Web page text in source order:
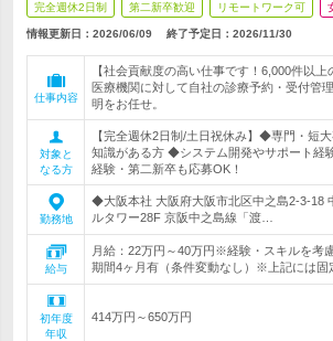
完全週休2日制 第二新卒歓迎 リモートワーク可
情報更新日：2026/06/09 終了予定日： 2026/11/30
仕事内容
【社会貢献度の高い仕事です！6,000件以上
医療機関に対して自社の診療予約・受付管
明をお任せ。
対象と
なる方
【完全週休2日制/土日祝休み】◆専門・短
知識がある方 ◆システム開発やサポート経
経験・第二新卒も応募OK！
勤務地
◆大阪本社 大阪府大阪市北区中之島2-3-18
ルタワー28F 京阪中之島線「渡…
給与
月給：22万円～40万円※経験・スキルを考
期間4ヶ月有（条件変動なし）※上記には固
初年度
年収
414万円～650万円